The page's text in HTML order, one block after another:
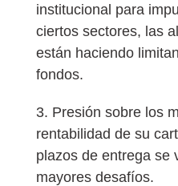
institucional para
ciertos sectores, las
están haciendo
fondos.
3. Presión sobre los
rentabilidad de su
plazos de entrega se
mayores desafíos.